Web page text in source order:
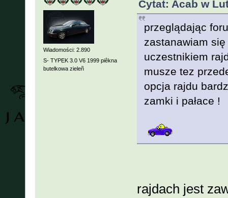
Wiadomości: 2.890
S- TYPEK 3.0 V6 1999 piêkna
butelkowa zieleñ
Cytat: Acab w
przeglądając
zastanawiam
uczestnikiem
musze tez
opcja rajdu
zamki i pałace !
rajdach jest